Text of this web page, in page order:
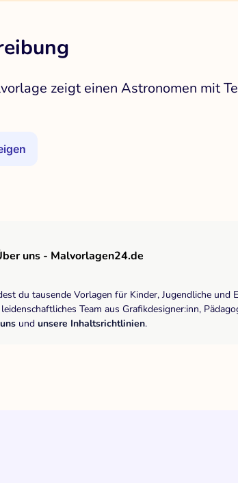
zeigt einen Astronomen mit
uns - Malvorlagen24.de
du tausende Vorlagen für Kinder, Jugendliche
Team aus Grafikdesigner:inn,
und unsere Inhaltsrichtlinien.